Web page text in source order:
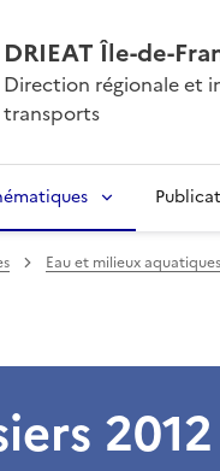
DRIEAT Île-de-
Direction régionale et
transports
Eau et milieux aquatiques
2012